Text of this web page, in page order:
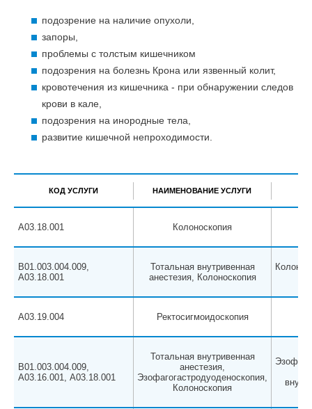
подозрение на наличие опухоли,
запоры,
проблемы с толстым кишечником
подозрения на болезнь Крона или язвенный колит,
кровотечения из кишечника - при обнаружении следов
крови в кале,
подозрения на инородные тела,
развитие кишечной непроходимости.
КОД УСЛУГИ НАИМЕНОВАНИЕ УСЛУГИ
A03.18.001 Колоноскопия
B01.003.004.009,
A03.18.001
Тотальная внутривенная
анестезия, Колоноскопия
A03.19.004 Ректосигмоидоскопия
B01.003.004.009,
А03.16.001, A03.18.001
Тотальная внутривенная
анестезия,
Эзофагогастродуоденоскопия,
Колоноскопия